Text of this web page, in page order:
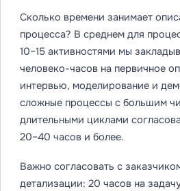
Сколько времени занимает
процесса? В среднем для
10–15 активностями мы
человеко-часов на первичное
интервью, моделирование и
сложные процессы с большим
длительными циклами
20–40 часов и более.
Важно согласовать с
детализации: 20 часов на